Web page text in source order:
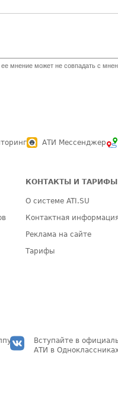
мнение может не совпадать с
АТИ Мессенджер
КОНТАКТЫ И ТАРИФЫ
О системе ATI.SU
Контактная
Реклама на сайте
Тарифы
Вступайте в
АТИ в